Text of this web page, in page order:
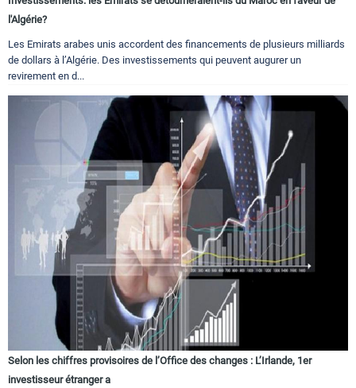
l'Algérie?
Les Emirats arabes unis accordent des financements de plusieurs milliards
de dollars à l’Algérie. Des investissements qui peuvent augurer un
revirement en d...
Selon les chiffres provisoires de l’Office des changes : L’Irlande, 1er
investisseur étranger a